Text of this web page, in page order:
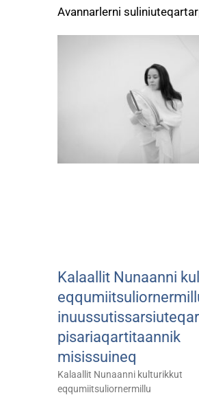
Avannarlerni
Kalaallit Nunaanni
pisariaqartitaannik
misissuineq
Kalaallit Nunaanni kulturikkut
eqqumiitsuliornermillu